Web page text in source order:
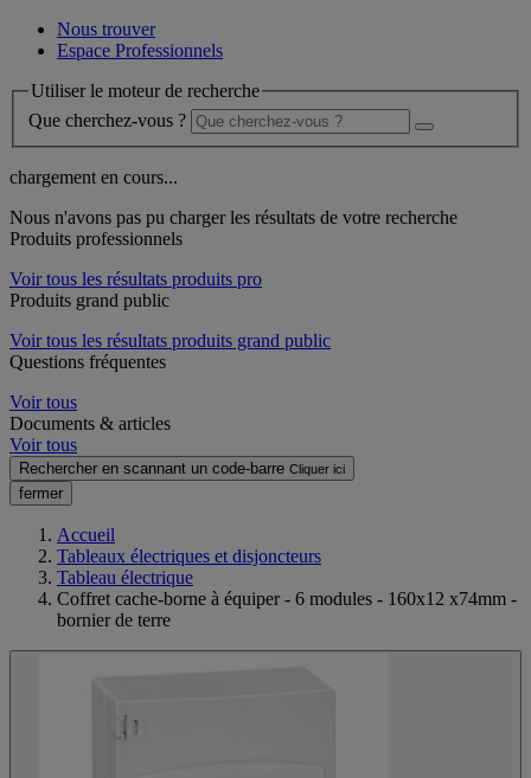
Nous trouver
Espace Professionnels
Utiliser le moteur de recherche
Que cherchez-vous ?
chargement en cours...
Nous n'avons pas pu charger les résultats de votre recherche
Produits professionnels
Voir tous les résultats produits pro
Produits grand public
Voir tous les résultats produits grand public
Questions fréquentes
Voir tous
Documents & articles
Voir tous
Rechercher en scannant un code-barre Cliquer ici
fermer
Accueil
Tableaux électriques et disjoncteurs
Tableau électrique
Coffret cache-borne à équiper - 6 modules - 160x12 x74mm -
bornier de terre